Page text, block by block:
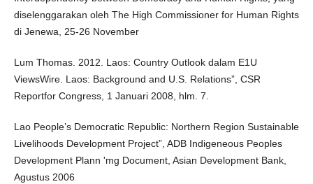
diselenggarakan oleh The High Commissioner for Human Rights
di Jenewa, 25-26 November
Lum Thomas. 2012. Laos: Country Outlook dalam E1U
ViewsWire. Laos: Background and U.S. Relations”, CSR
Reportfor Congress, 1 Januari 2008, hlm. 7.
Lao People’s Democratic Republic: Northern Region Sustainable
Livelihoods Development Project”, ADB Indigeneous Peoples
Development Plann 'mg Document, Asian Development Bank,
Agustus 2006